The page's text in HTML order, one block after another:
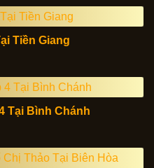
Tiền Giang
Tại Bình Chánh